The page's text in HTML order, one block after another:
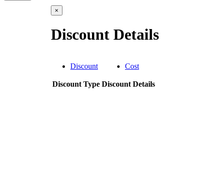
×
Discount Details
Discount Cost
Discount Type Discount Details